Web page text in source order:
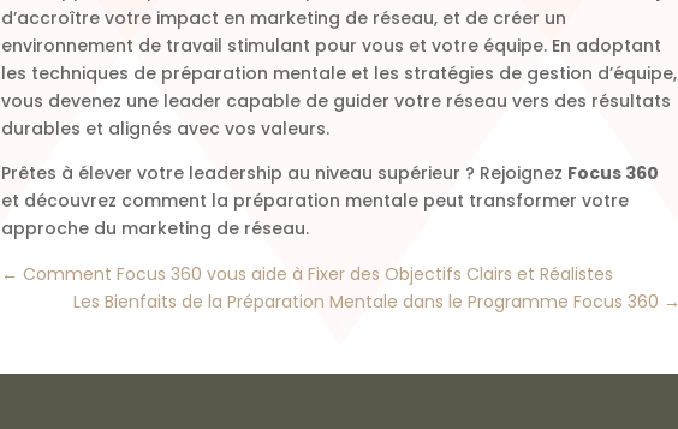
d’accroître votre impact en marketing de réseau, et de créer un
environnement de travail stimulant pour vous et votre équipe. En adoptant
les techniques de préparation mentale et les stratégies de gestion d’équipe,
vous devenez une leader capable de guider votre réseau vers des résultats
durables et alignés avec vos valeurs.
Prêtes à élever votre leadership au niveau supérieur ? Rejoignez Focus 360
et découvrez comment la préparation mentale peut transformer votre
approche du marketing de réseau.
← Comment Focus 360 vous aide à Fixer des Objectifs Clairs et Réalistes
Les Bienfaits de la Préparation Mentale dans le Programme Focus 360 →